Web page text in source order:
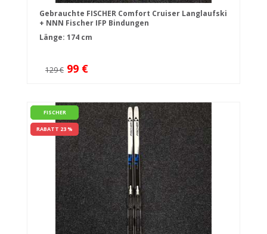
Gebrauchte FISCHER Comfort Cruiser Langlaufski
+ NNN Fischer IFP Bindungen
Länge: 174 cm
129 € 99 €
FISCHER
RABATT 23 %